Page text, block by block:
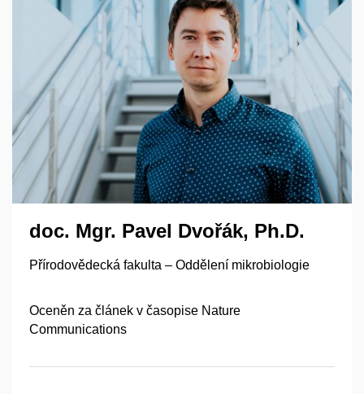
doc. Mgr. Pavel Dvořák, Ph.D.
Přírodovědecká fakulta – Oddělení mikrobiologie
Oceněn za článek v časopise Nature
Communications